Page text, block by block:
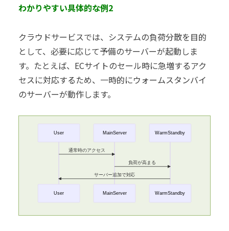
わかりやすい具体的な例2
クラウドサービスでは、システムの負荷分散を目的
として、必要に応じて予備のサーバーが起動しま
す。たとえば、ECサイトのセール時に急増するアク
セスに対応するため、一時的にウォームスタンバイ
のサーバーが動作します。
User MainServer WarmStandby
通常時のアクセス
負荷が高まる
サーバー追加で対応
User MainServer WarmStandby